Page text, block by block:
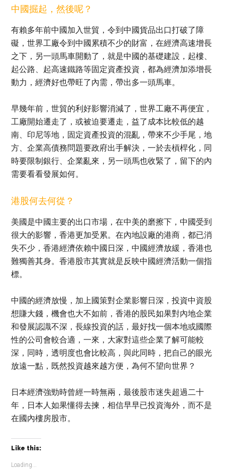
中國掘起，然後呢？
有賴多年前中國加入世貿，令到中國貨品出口打破了障
礙，世界工廠令到中國累積不少的財富，在經濟高速增長
之下，另一頭馬車開動了，就是中國的基礎建設，起樓、
起公路、起高速鐵路等固定資產投資，都為經濟加添增長
動力，經濟好也帶旺了內需，帶出多一頭馬車。
早幾年前，世貿的利好影響消減了，世界工廠不再便宜，
工廠開始遷走了，或被迫要遷走，益了成本比較低的越
南、印尼等地，固定資產投資的混亂，帶來不少手尾，地
方、企業高債務問題要政府出手解決，一於去槓桿化，同
時要限制銀行、企業亂來，另一頭馬也收緊了，留下的內
需要看看發展如何。
港股何去何從？
美國是中國主要的出口市場，在中美的磨擦下，中國受到
很大的影響，香港更加受累。在內地設廠的港商，都已消
失不少，香港經濟依賴中國日深，中國經濟放緩，香港也
難獨善其身。香港股市其實就是反映中國經濟活動一個指
標。
中國的經濟放慢，加上國策對企業影響日深，投資中資股
想賺大錢，機會也大不如前，香港的股民如果對內地企業
和發展認識不深，長線投資的話，最好找一個本地或國際
性的公司會較合適，一來，大家對這些企業了解可能較
深，同時，透明度也會比較高，與此同時，把自己的眼光
放遠一點，既然投資越來越方便，為何不望向世界？
日本經濟強勁時曾經一時無兩，最後股市迷失超過二十
年，日本人如果懂得去揀，相信早早已投資海外，而不是
在國內樓房股市。
Like this:
Loading...